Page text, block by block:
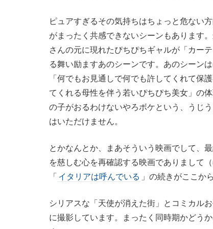
ピュアすぎるその気持ちはちょっと危ない
がまったく共感できないシーンもあります
さんの元に現れたぴちぴちギャルが「カー
る舞い励ますあのシーンです。あのシーン
「何でもお見通しで何でも許してくれて保
てくれる母性を伴う若いぴちぴち美女」の
の子がおるわけないやろボケという、うじ
はいただけません。
とかなんとか、まあそういう映画でして、
を慈しむ心を再確認する映画でありまして
「 イタリアは呼んでいる 」の続きがここか
シリアスな「天使が消えた街」とコミカル
に撮影しています。まったく同時期かどう